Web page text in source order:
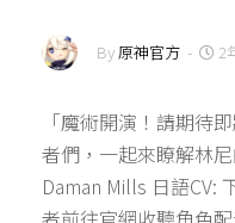
By原神官方 - 2
「魔術開演！請期
者們，一起來瞭解林
Daman Mills 日語CV: